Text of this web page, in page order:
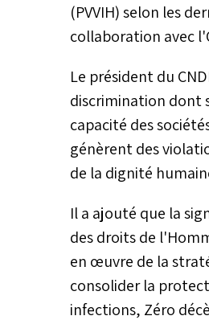
(PVVIH) selon les
collaboration avec
Le président du
discrimination dont
capacité des
génèrent des
de la dignité
Il a ajouté que la
des droits de
en œuvre de la
consolider la
infections, Zéro